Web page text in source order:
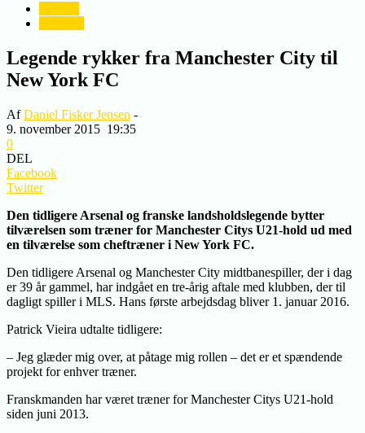
Legende rykker fra Manchester City til
New York FC
AfDaniel Fisker Jensen -
9. november 2015 19:35
0
DEL
Facebook
Twitter
Den tidligere Arsenal og franske landsholdslegende bytter
tilværelsen som træner for Manchester Citys U21-hold ud med
en tilværelse som cheftræner i New York FC.
Den tidligere Arsenal og Manchester City midtbanespiller, der i dag
er 39 år gammel, har indgået en tre-årig aftale med klubben, der til
dagligt spiller i MLS. Hans første arbejdsdag bliver 1. januar 2016.
Patrick Vieira udtalte tidligere:
– Jeg glæder mig over, at påtage mig rollen – det er et spændende
projekt for enhver træner.
Franskmanden har været træner for Manchester Citys U21-hold
siden juni 2013.